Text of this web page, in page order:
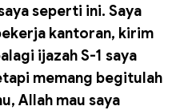
seperti ini. Saya
kantoran, kirim
ijazah S-1 saya
memang begitulah
Allah mau saya